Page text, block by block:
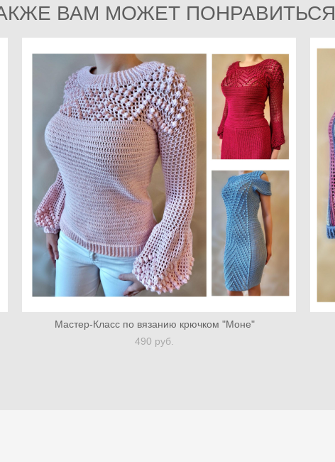
ВАМ МОЖЕТ ПОНРАВИТЬСЯ
Мастер-Класс по вязанию крючком "Моне"
490 pуб.